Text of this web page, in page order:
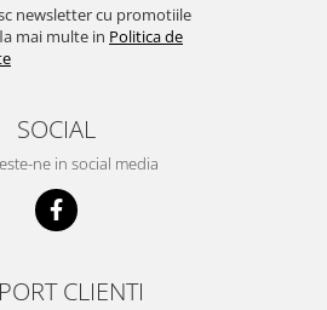
newsletter cu promotiile
mai multe in Politica de
SOCIAL
ne in social media
CLIENTI